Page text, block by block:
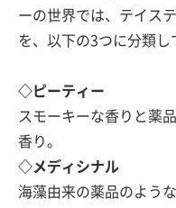
ーの世界では、テイス
を、以下の3つに分類し
◇ピーティー
スモーキーな香りと薬
香り。
◇メディシナル
海藻由来の薬品のような